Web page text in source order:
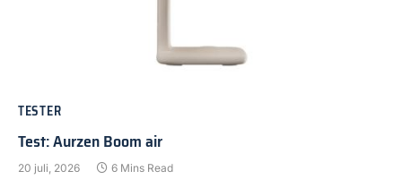
TESTER
Test: Aurzen Boom air
20 juli, 2026 6 Mins Read